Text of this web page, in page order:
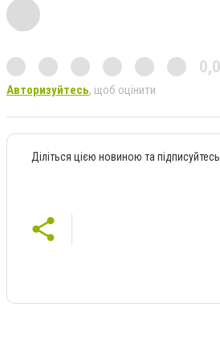
0,0
Авторизуйтесь, щоб оцінити
Діліться цією новиною та